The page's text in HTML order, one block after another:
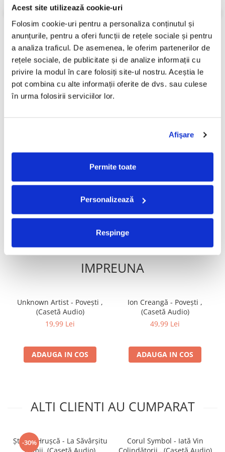
Acest site utilizează cookie-uri
Folosim cookie-uri pentru a personaliza conținutul și
anunțurile, pentru a oferi funcții de rețele sociale și pentru
a analiza traficul. De asemenea, le oferim partenerilor de
rețele sociale, de publicitate și de analize informații cu
privire la modul în care folosiți site-ul nostru. Aceștia le
pot combina cu alte informații oferite de dvs. sau culese
în urma folosirii serviciilor lor.
Afişare
Permite toate
Personalizează
Respinge
Stil:Religious
Stare Coperta:Near Mint (NM or M-)
Informatii conformitate produs
Review-uri(0)
Lumii, (Casetă Audio)
ADAUGA IN COS
Colindătorii , (Casetă Audio)
ADAUGA IN COS
FRECVENT CUMPARATE
IMPREUNA
Unknown Artist - Povești ,
(Casetă Audio)
19,99 Lei
ADAUGA IN COS
Ion Creangă - Povești ,
(Casetă Audio)
49,99 Lei
ADAUGA IN COS
ALTI CLIENTI AU CUMPARAT
-30%
Ștefan Hrușcă - La Săvârșitu
Corul Symbol - Iată Vin